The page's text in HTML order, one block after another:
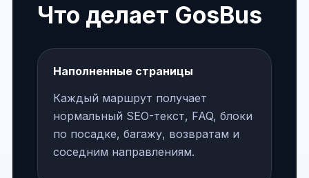
Что делает GosBus
Наполненные страницы
Каждый маршрут получает
нормальный SEO-текст, FAQ, блоки
по посадке, багажу, возвратам и
соседним направлениям.